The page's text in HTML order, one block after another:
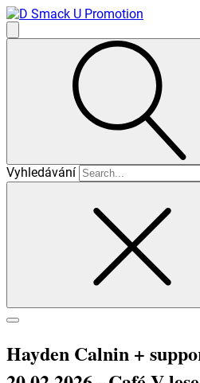
Vyhledávání
Hayden Calnin +